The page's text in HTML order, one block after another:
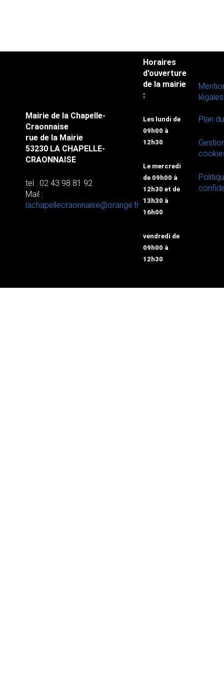
Mairie de la Chapelle-
Craonnaise
rue de la Mairie
53230 LA CHAPELLE-
CRAONNAISE
tel : 02 43 98 81 92
Mail :
lachapellecraonnaise@orange.fr
Horaires
d'ouverture
de la mairie
:
Les lundi de
09h00 à
12h30
Le mercredi
de 09h00 à
12h30 et de
13h30 à
16h00
vendredi de
09h00 à
12h30
légales
Plan